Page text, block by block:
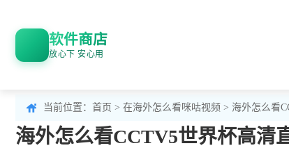
软件商店
放心下 安心用
当前位置： 首页 > 在海外怎么看咪咕视频 > 海外怎么看
海外怎么看CCTV5世界杯高清